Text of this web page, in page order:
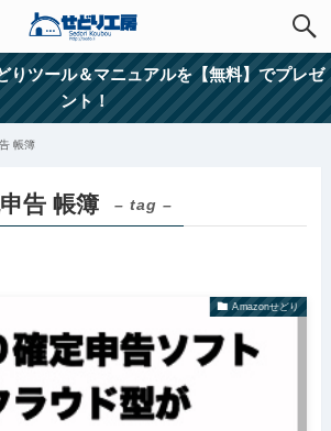
りツール＆マニュアルを【無料】でプレゼ
ント！
帳簿
告 帳簿 – tag –
Amazonせどり